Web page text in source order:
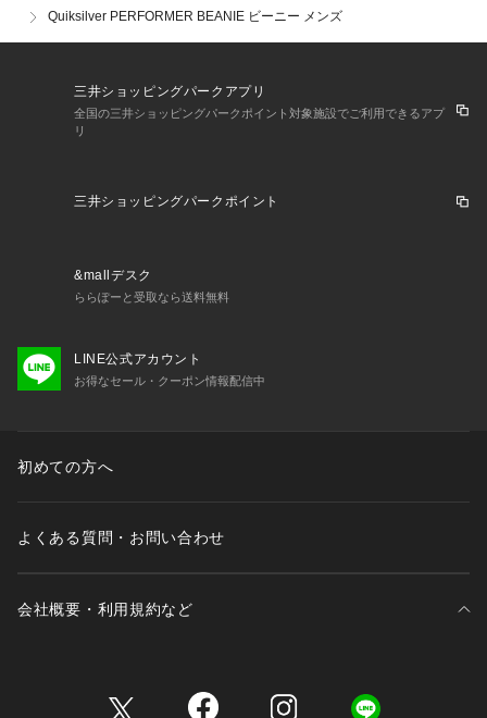
Quiksilver PERFORMER BEANIE ビーニー メンズ
三井ショッピングパークアプリ
全国の三井ショッピングパークポイント対象施設でご利用できるアプ
リ
三井ショッピングパークポイント
&mallデスク
ららぽーと受取なら送料無料
LINE公式アカウント
お得なセール・クーポン情報配信中
初めての方へ
よくある質問・お問い合わせ
会社概要・利用規約など